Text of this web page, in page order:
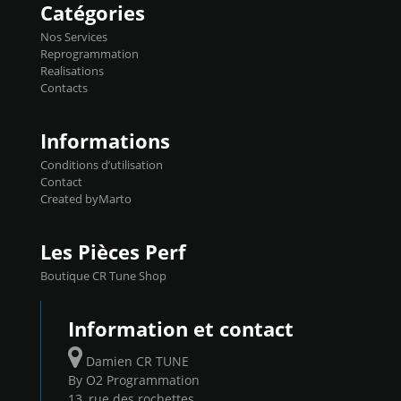
précise et performante. Vous pourrez
basculer de la carto sans plomb à Ethanol à
l'aide du flashpro OPTION ECONOMIQUES
Reprog SP 98 sur le calculateur d'origine
450€ TTC Un gain d'environ 10cv et 15nm
Catégories
Nos Services
Reprogrammation
Realisations
Contacts
Informations
Conditions d’utilisation
Contact
Created byMarto
Les Pièces Perf
Boutique CR Tune Shop
Information et contact
Damien CR TUNE
By O2 Programmation